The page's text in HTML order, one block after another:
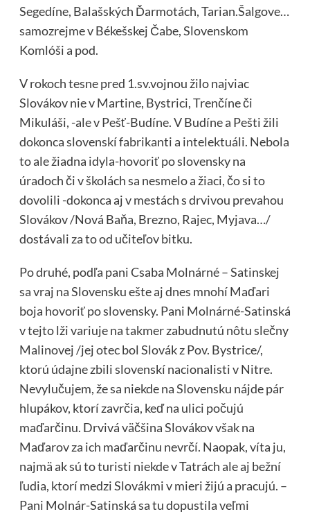
Segedíne, Balašských Ďarmotách, Tarian.Šalgove…
samozrejme v Békešskej Čabe, Slovenskom
Komlóši a pod.
V rokoch tesne pred 1.sv.vojnou žilo najviac
Slovákov nie v Martine, Bystrici, Trenčíne či
Mikuláši, -ale v Pešť-Budíne. V Budíne a Pešti žili
dokonca slovenskí fabrikanti a intelektuáli. Nebola
to ale žiadna idyla-hovoriť po slovensky na
úradoch či v školách sa nesmelo a žiaci, čo si to
dovolili -dokonca aj v mestách s drvivou prevahou
Slovákov /Nová Baňa, Brezno, Rajec, Myjava…/
dostávali za to od učiteľov bitku.
Po druhé, podľa pani Csaba Molnárné – Satinskej
sa vraj na Slovensku ešte aj dnes mnohí Maďari
boja hovoriť po slovensky. Pani Molnárné-Satinská
v tejto lži variuje na takmer zabudnutú nôtu slečny
Malinovej /jej otec bol Slovák z Pov. Bystrice/,
ktorú údajne zbili slovenskí nacionalisti v Nitre.
Nevylučujem, že sa niekde na Slovensku nájde pár
hlupákov, ktorí zavrčia, keď na ulici počujú
maďarčinu. Drvivá väčšina Slovákov však na
Maďarov za ich maďarčinu nevrčí. Naopak, víta ju,
najmä ak sú to turisti niekde v Tatrách ale aj bežní
ľudia, ktorí medzi Slovákmi v mieri žijú a pracujú. –
Pani Molnár-Satinská sa tu dopustila veľmi